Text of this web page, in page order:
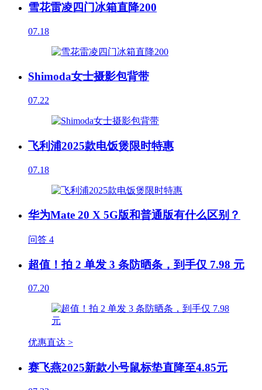
雪花雷凌四门冰箱直降200
07.18
Shimoda女士摄影包背带
07.22
飞利浦2025款电饭煲限时特惠
07.18
华为Mate 20 X 5G版和普通版有什么区别？
问答 4
超值！拍 2 单发 3 条防晒条，到手仅 7.98 元
07.20
优惠直达 >
赛飞燕2025新款小号鼠标垫直降至4.85元